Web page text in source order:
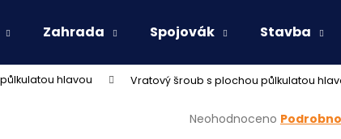
Zahrada Spojovák Stavba
hlavou Vratový šroub s plochou půlkulatou
Průměrné
Neohodnoceno
Co potřebujete najít?